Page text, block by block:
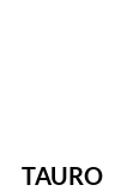
TAURO